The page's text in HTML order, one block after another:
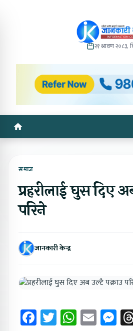
२१ श्रावण २०८३,
समाज
प्रहरीलाई घुस दिए
परिने
जानकारी केन्द्र
Facebook
TwitterEmail